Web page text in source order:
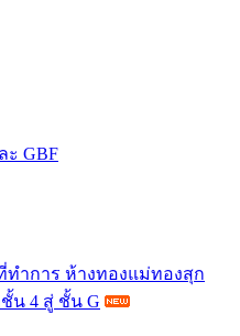
ะ GBF
ทำการ ห้างทองแม่ทองสุก
น 4 สู่ ชั้น G